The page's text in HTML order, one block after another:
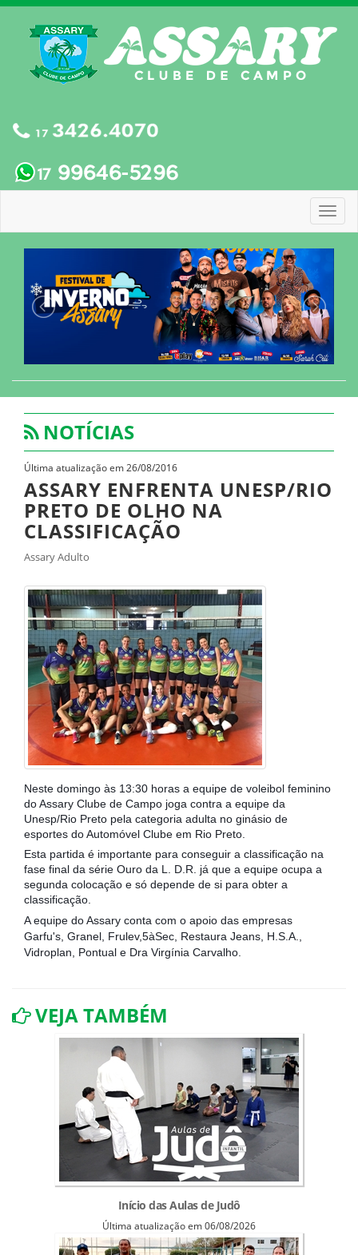
NOTÍCIAS
Última atualização em 26/08/2016
ASSARY ENFRENTA UNESP/RIO
PRETO DE OLHO NA
CLASSIFICAÇÃO
Assary Adulto
Neste domingo às 13:30 horas a equipe de voleibol feminino
do Assary Clube de Campo joga contra a equipe da
Unesp/Rio Preto pela categoria adulta no ginásio de
esportes do Automóvel Clube em Rio Preto.
Esta partida é importante para conseguir a classificação na
fase final da série Ouro da L. D.R. já que a equipe ocupa a
segunda colocação e só depende de si para obter a
classificação.
A equipe do Assary conta com o apoio das empresas
Garfu's, Granel, Frulev,5àSec, Restaura Jeans, H.S.A.,
Vidroplan, Pontual e Dra Virgínia Carvalho.
VEJA TAMBÉM
Início das Aulas de Judô
Última atualização em 06/08/2026